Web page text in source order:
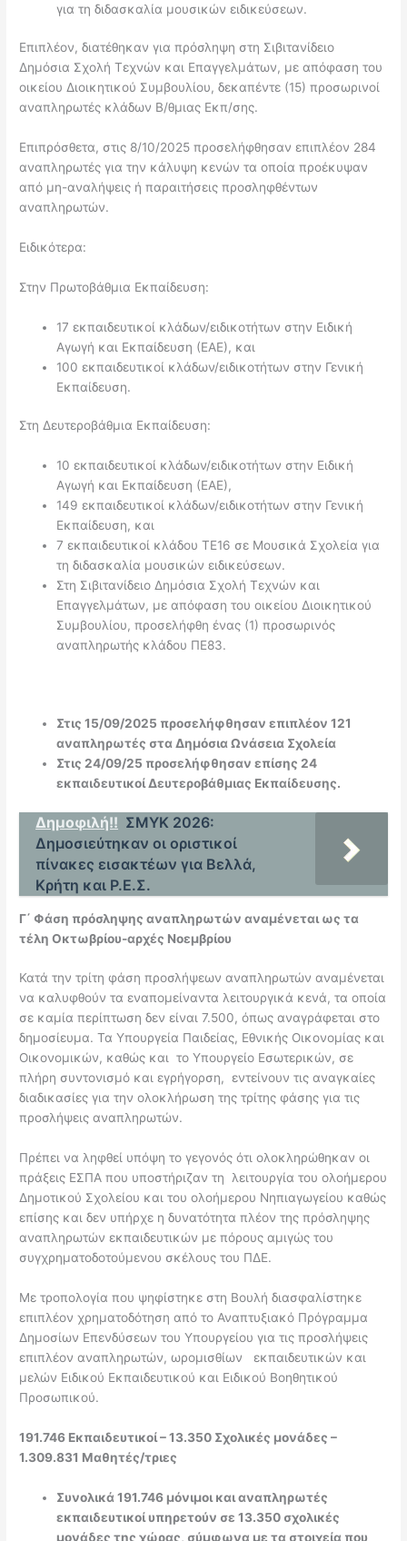
για τη διδασκαλία μουσικών ειδικεύσεων.
Επιπλέον, διατέθηκαν για πρόσληψη στη Σιβιτανίδειο
Δημόσια Σχολή Τεχνών και Επαγγελμάτων, με απόφαση του
οικείου Διοικητικού Συμβουλίου, δεκαπέντε (15) προσωρινοί
αναπληρωτές κλάδων Β/θμιας Εκπ/σης.
Επιπρόσθετα, στις 8/10/2025 προσελήφθησαν επιπλέον 284
αναπληρωτές για την κάλυψη κενών τα οποία προέκυψαν
από μη-αναλήψεις ή παραιτήσεις προσληφθέντων
αναπληρωτών.
Ειδικότερα:
Στην Πρωτοβάθμια Εκπαίδευση:
17 εκπαιδευτικοί κλάδων/ειδικοτήτων στην Ειδική
Αγωγή και Εκπαίδευση (ΕΑΕ), και
100 εκπαιδευτικοί κλάδων/ειδικοτήτων στην Γενική
Εκπαίδευση.
Στη Δευτεροβάθμια Εκπαίδευση:
10 εκπαιδευτικοί κλάδων/ειδικοτήτων στην Ειδική
Αγωγή και Εκπαίδευση (ΕΑΕ),
149 εκπαιδευτικοί κλάδων/ειδικοτήτων στην Γενική
Εκπαίδευση, και
7 εκπαιδευτικοί κλάδου ΤΕ16 σε Μουσικά Σχολεία για
τη διδασκαλία μουσικών ειδικεύσεων.
Στη Σιβιτανίδειο Δημόσια Σχολή Τεχνών και
Επαγγελμάτων, με απόφαση του οικείου Διοικητικού
Συμβουλίου, προσελήφθη ένας (1) προσωρινός
αναπληρωτής κλάδου ΠΕ83.
Στις 15/09/2025 προσελήφθησαν επιπλέον 121
αναπληρωτές στα Δημόσια Ωνάσεια Σχολεία
Στις 24/09/25 προσελήφθησαν επίσης 24
εκπαιδευτικοί Δευτεροβάθμιας Εκπαίδευσης.
Δημοφιλή!! ΣΜΥΚ 2026:
Δημοσιεύτηκαν οι οριστικοί
πίνακες εισακτέων για Βελλά,
Κρήτη και Ρ.Ε.Σ.
Γ΄ Φάση πρόσληψης αναπληρωτών αναμένεται ως τα
τέλη Οκτωβρίου-αρχές Νοεμβρίου
Κατά την τρίτη φάση προσλήψεων αναπληρωτών αναμένεται
να καλυφθούν τα εναπομείναντα λειτουργικά κενά, τα οποία
σε καμία περίπτωση δεν είναι 7.500, όπως αναγράφεται στο
δημοσίευμα. Τα Υπουργεία Παιδείας, Εθνικής Οικονομίας και
Οικονομικών, καθώς και το Υπουργείο Εσωτερικών, σε
πλήρη συντονισμό και εγρήγορση, εντείνουν τις αναγκαίες
διαδικασίες για την ολοκλήρωση της τρίτης φάσης για τις
προσλήψεις αναπληρωτών.
Πρέπει να ληφθεί υπόψη το γεγονός ότι ολοκληρώθηκαν οι
πράξεις ΕΣΠΑ που υποστήριζαν τη λειτουργία του ολοήμερου
Δημοτικού Σχολείου και του ολοήμερου Νηπιαγωγείου καθώς
επίσης και δεν υπήρχε η δυνατότητα πλέον της πρόσληψης
αναπληρωτών εκπαιδευτικών με πόρους αμιγώς του
συγχρηματοδοτούμενου σκέλους του ΠΔΕ.
Με τροπολογία που ψηφίστηκε στη Βουλή διασφαλίστηκε
επιπλέον χρηματοδότηση από το Αναπτυξιακό Πρόγραμμα
Δημοσίων Επενδύσεων του Υπουργείου για τις προσλήψεις
επιπλέον αναπληρωτών, ωρομισθίων εκπαιδευτικών και
μελών Ειδικού Εκπαιδευτικού και Ειδικού Βοηθητικού
Προσωπικού.
191.746 Εκπαιδευτικοί – 13.350 Σχολικές μονάδες –
1.309.831 Μαθητές/τριες
Συνολικά 191.746 μόνιμοι και αναπληρωτές
εκπαιδευτικοί υπηρετούν σε 13.350 σχολικές
μονάδες της χώρας, σύμφωνα με τα στοιχεία που